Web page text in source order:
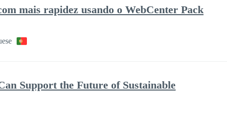
mais rapidez usando o WebCenter Pack
Support the Future of Sustainable